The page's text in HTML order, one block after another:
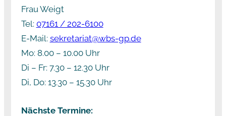
Frau Weigt
Tel: 07161 / 202-6100
E-Mail: sekretariat@wbs-gp.de
Mo: 8.00 – 10.00 Uhr
Di – Fr: 7.30 – 12.30 Uhr
Di, Do: 13.30 – 15.30 Uhr
Nächste Termine: